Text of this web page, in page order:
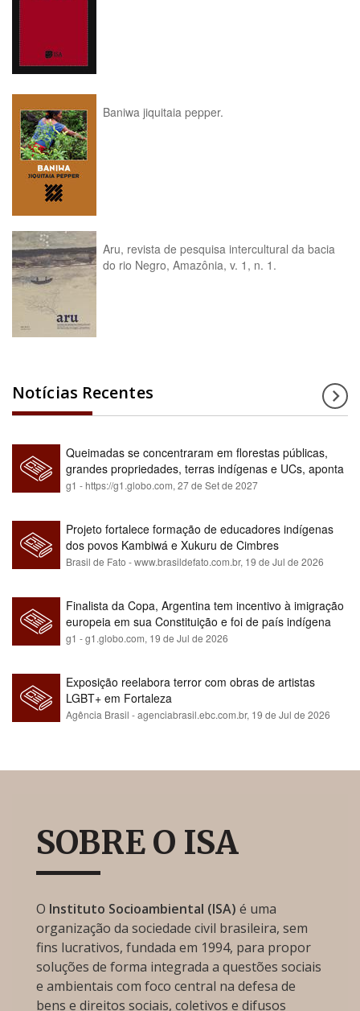
Baniwa jiquitaia pepper.
Aru, revista de pesquisa intercultural da bacia
do rio Negro, Amazônia, v. 1, n. 1.
Notícias Recentes
Queimadas se concentraram em florestas públicas,
grandes propriedades, terras indígenas e UCs, aponta
relatório
g1 - https://g1.globo.com, 27 de Set de 2027
Projeto fortalece formação de educadores indígenas
dos povos Kambiwá e Xukuru de Cimbres
Brasil de Fato - www.brasildefato.com.br, 19 de Jul de 2026
Finalista da Copa, Argentina tem incentivo à imigração
europeia em sua Constituição e foi de país indígena
para maioria branca
g1 - g1.globo.com, 19 de Jul de 2026
Exposição reelabora terror com obras de artistas
LGBT+ em Fortaleza
Agência Brasil - agenciabrasil.ebc.com.br, 19 de Jul de 2026
SOBRE O ISA
O Instituto Socioambiental (ISA) é uma
organização da sociedade civil brasileira, sem
fins lucrativos, fundada em 1994, para propor
soluções de forma integrada a questões sociais
e ambientais com foco central na defesa de
bens e direitos sociais, coletivos e difusos